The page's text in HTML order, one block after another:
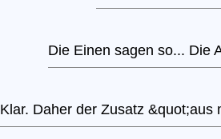
Die Einen sagen so... Die
Klar. Daher der Zusatz &quot;aus